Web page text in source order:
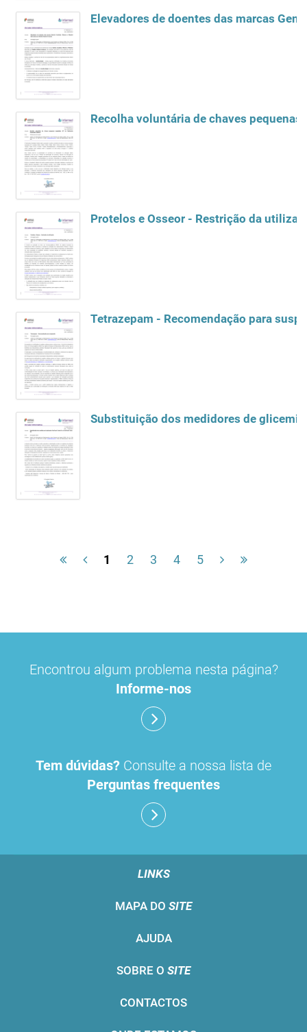
Recolha voluntária de chaves
Protelos e Osseor - Restrição da
Tetrazepam - Recomendação para
Substituição dos medidores de glicemia
1 2 3 4 5
Encontrou algum problema nesta página?
Informe-nos
Tem dúvidas? Consulte a nossa lista de
Perguntas frequentes
LINKS
MAPA DO SITE
AJUDA
SOBRE O SITE
CONTACTOS